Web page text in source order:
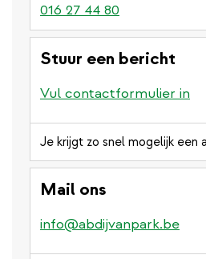
016 27 44 80
Stuur een bericht
Vul contactformulier in
Je krijgt zo snel mogelijk een
Mail ons
info@abdijvanpark.be